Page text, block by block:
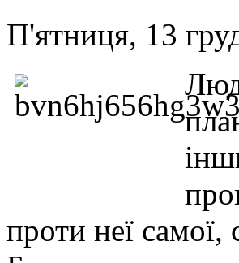
П'ятниця, 13
проти неї самої,